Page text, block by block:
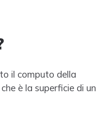
il computo della
è la superficie di un